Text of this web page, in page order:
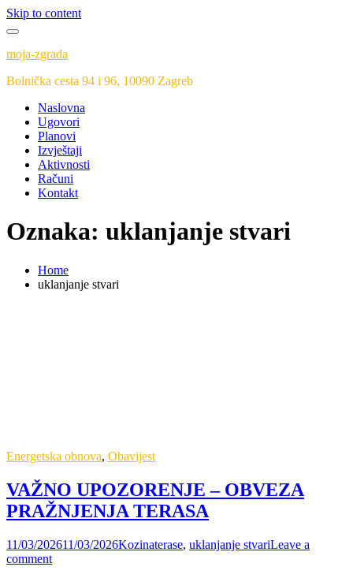
Skip to content
moja-zgrada
Bolnička cesta 94 i 96, 10090 Zagreb
Naslovna
Ugovori
Planovi
Izvještaji
Aktivnosti
Računi
Kontakt
Oznaka: uklanjanje stvari
Home
uklanjanje stvari
Energetska obnova, Obavijest
VAŽNO UPOZORENJE – OBVEZA
PRAŽNJENJA TERASA
11/03/202611/03/2026Kozinaterase, uklanjanje stvariLeave a
comment